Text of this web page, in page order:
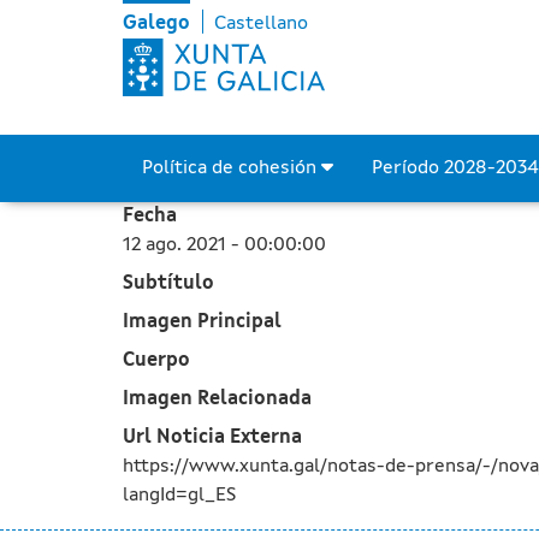
A Xunta destina máis de
Skip to Main Content
Galego Castellano
Política de cohesión Período 2028-2034
Fecha
12 ago. 2021 - 00:00:00
Subtítulo
Imagen Principal
Cuerpo
Imagen Relacionada
Url Noticia Externa
https://www.xunta.gal/notas-de-prensa/-/
langId=gl_ES